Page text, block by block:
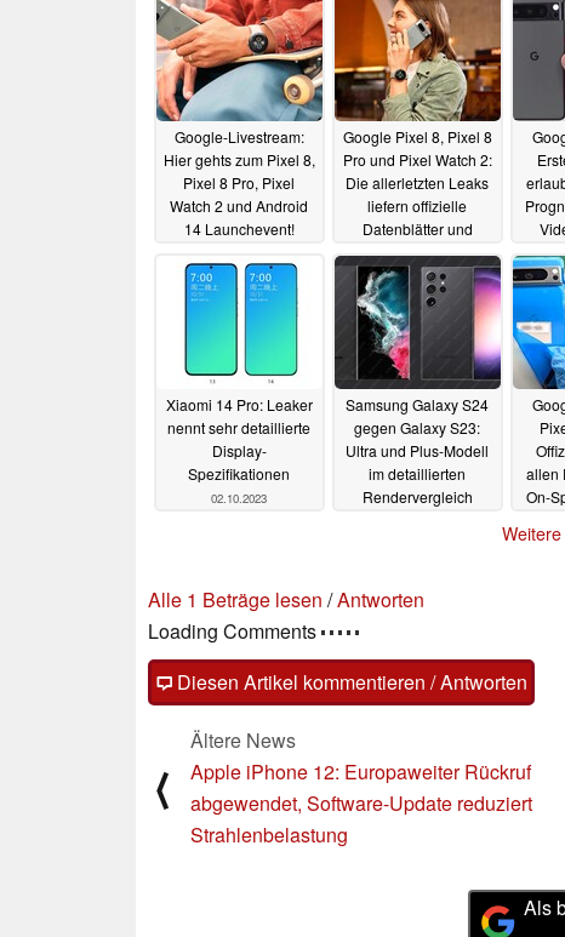
Google-Livestream:
Hier gehts zum Pixel 8,
Pixel 8 Pro, Pixel
Watch 2 und Android
14 Launchevent!
Google Pixel 8, Pixel 8
Pro und Pixel Watch 2:
Die allerletzten Leaks
liefern offizielle
Datenblätter und
Preise aller
Modellvarianten
04.10.2023
Xiaomi 14 Pro: Leaker
nennt sehr detaillierte
Display-
Spezifikationen
02.10.2023
Samsung Galaxy S24
gegen Galaxy S23:
Ultra und Plus-Modell
im detaillierten
Rendervergleich
allen
On-
Alle 1 Beträge lesen /Antworten
Loading Comments
Diesen Artikel kommentieren / Antworten
⟨
Ältere News
Apple iPhone 12: Europaweiter Rückruf
abgewendet, Software-Update reduziert
Strahlenbelastung
Als